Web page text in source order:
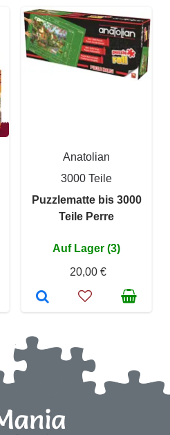
Anatolian
3000 Teile
Puzzlematte bis 3000
Teile Perre
Auf Lager (3)
20,00 €